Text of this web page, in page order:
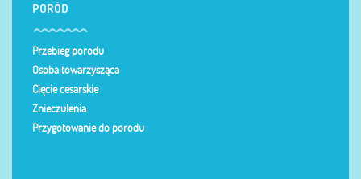
PORÓD
Przebieg porodu
Osoba towarzysząca
Cięcie cesarskie
Znieczulenia
Przygotowanie do porodu